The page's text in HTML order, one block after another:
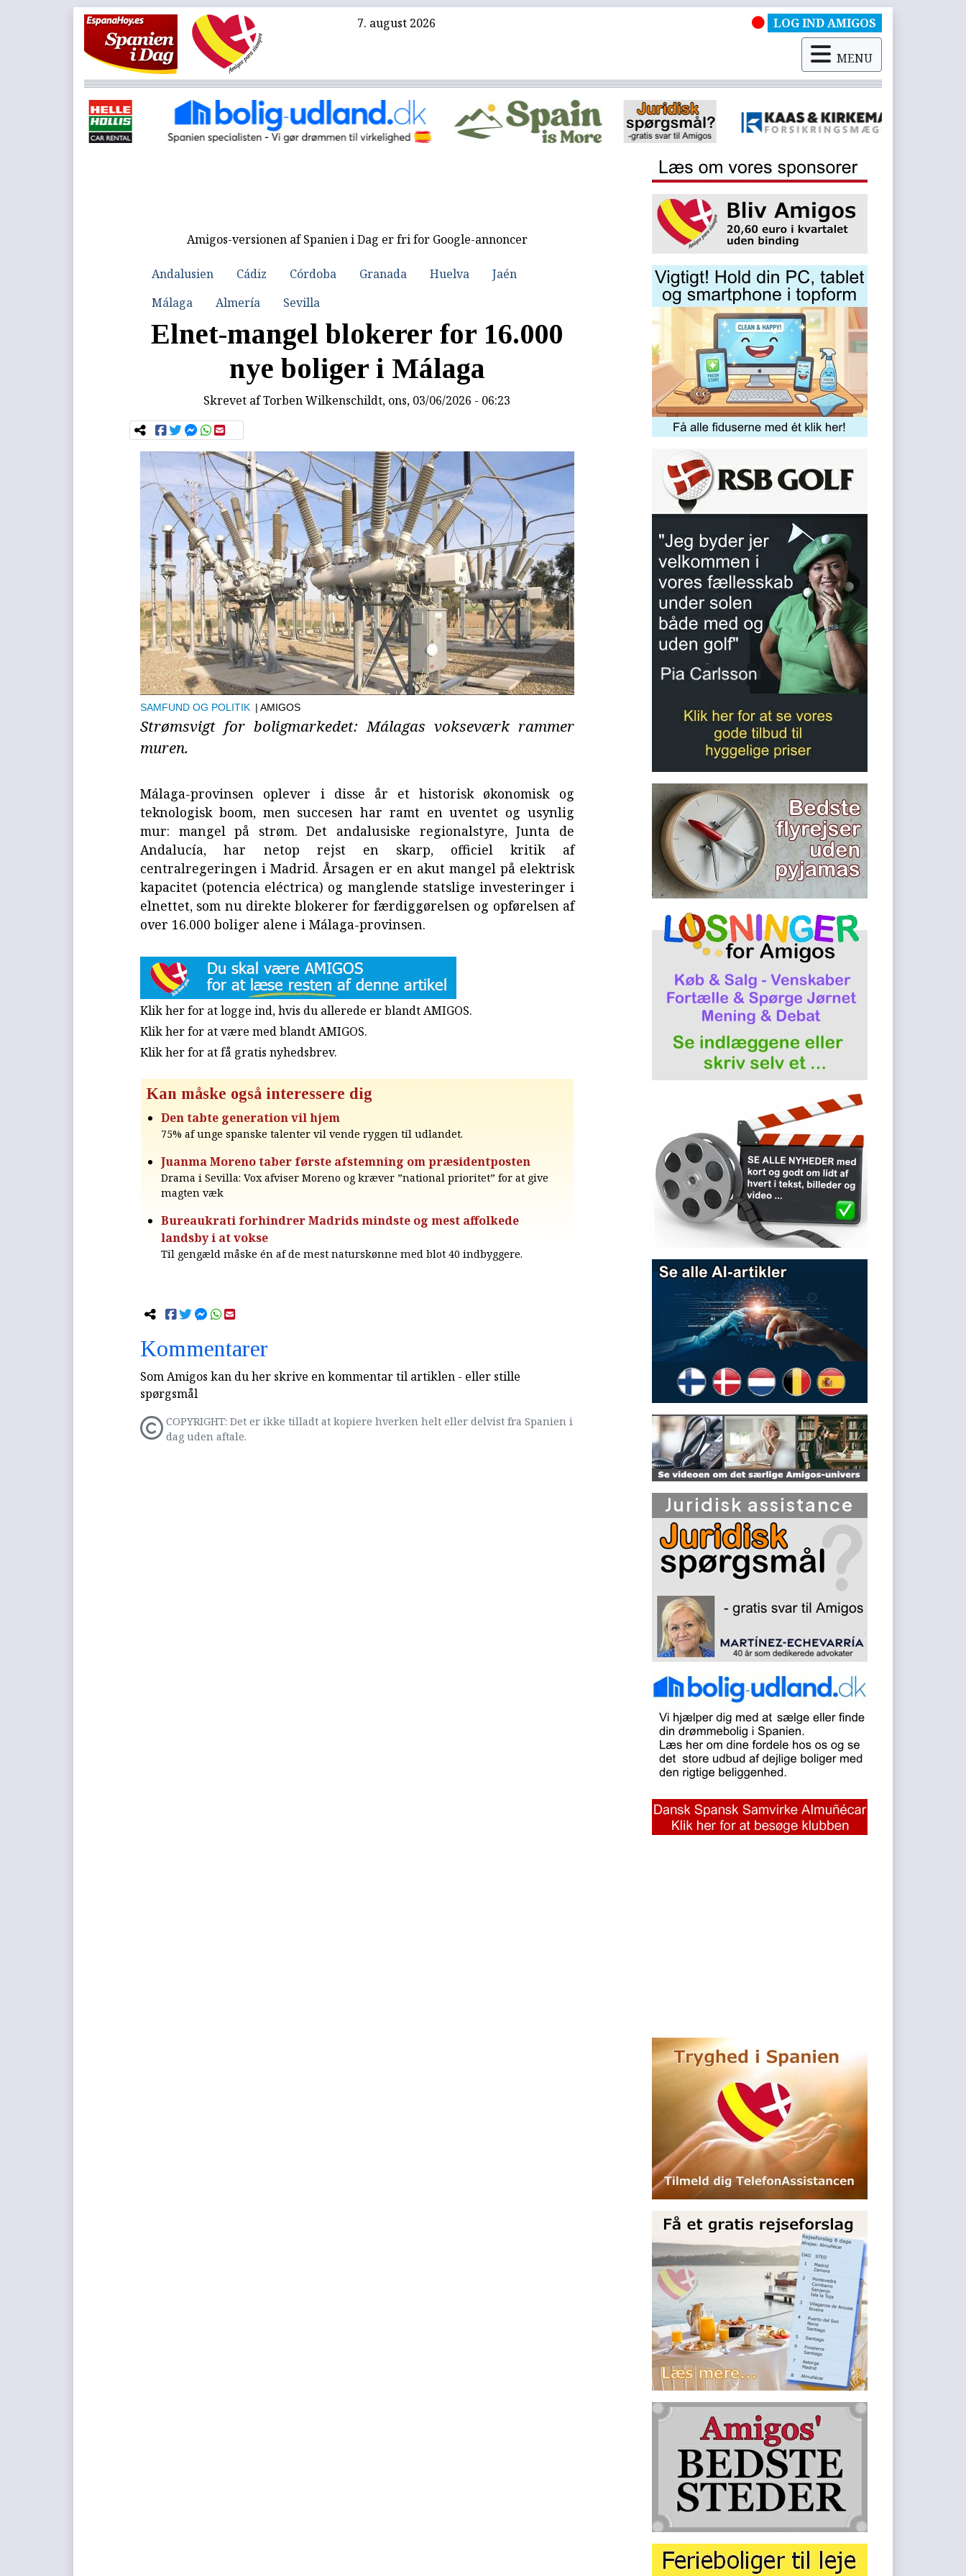
7. august 2026 LOG IND AMIGOS
MENU
Amigos-versionen af Spanien i Dag er fri for Google-annoncer
Andalusien Cádiz Córdoba Granada Huelva
Jaén
Málaga
Almería Sevilla
Elnet-mangel blokerer for 16.000
nye boliger i Málaga
Skrevet afTorben Wilkenschildt, ons, 03/06/2026 - 06:23
SAMFUND OG POLITIK | AMIGOS
Strømsvigt for boligmarkedet: Málagas vokseværk rammer
muren.
Málaga-provinsen oplever i disse år et historisk økonomisk og
teknologisk boom, men succesen har ramt en uventet og usynlig
mur: mangel på strøm. Det andalusiske regionalstyre, Junta de
Andalucía, har netop rejst en skarp, officiel kritik af
centralregeringen i Madrid. Årsagen er en akut mangel på elektrisk
kapacitet (potencia eléctrica) og manglende statslige investeringer i
elnettet, som nu direkte blokerer for færdiggørelsen og opførelsen af
over 16.000 boliger alene i Málaga-provinsen.
Klik her for at logge ind, hvis du allerede er blandt AMIGOS.
Klik her for at være med blandt AMIGOS.
Klik her for at få gratis nyhedsbrev.
Kan måske også interessere dig
Den tabte generation vil hjem
75% af unge spanske talenter vil vende ryggen til udlandet.
Juanma Moreno taber første afstemning om præsidentposten
Drama i Sevilla: Vox afviser Moreno og kræver ”national prioritet” for at give
magten væk
Bureaukrati forhindrer Madrids mindste og mest affolkede
landsby i at vokse
Til gengæld måske én af de mest naturskønne med blot 40 indbyggere.
Kommentarer
Som Amigos kan du her skrive en kommentar til artiklen - eller stille
spørgsmål
COPYRIGHT: Det er ikke tilladt at kopiere hverken helt eller delvist fra Spanien i
dag uden aftale.